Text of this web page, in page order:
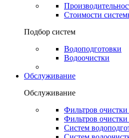
Стоимости
Подбор систем
Водоподготовки
Водоочистки
Обслуживание
Обслуживание
Фильтров
Фильтров очистки
Систем